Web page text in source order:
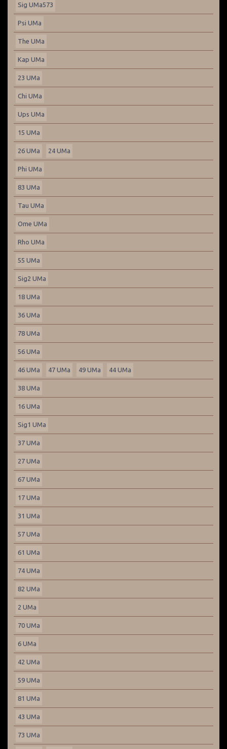
Sig UMa573
Psi UMa
The UMa
Kap UMa
23 UMa
Chi UMa
Ups UMa
15 UMa
26 UMa 24 UMa
Phi UMa
83 UMa
Tau UMa
Ome UMa
Rho UMa
55 UMa
Sig2 UMa
18 UMa
36 UMa
78 UMa
56 UMa
46 UMa 47 UMa 49 UMa 44 UMa
38 UMa
16 UMa
Sig1 UMa
37 UMa
27 UMa
67 UMa
17 UMa
31 UMa
57 UMa
61 UMa
74 UMa
82 UMa
2 UMa
70 UMa
6 UMa
42 UMa
59 UMa
81 UMa
43 UMa
73 UMa